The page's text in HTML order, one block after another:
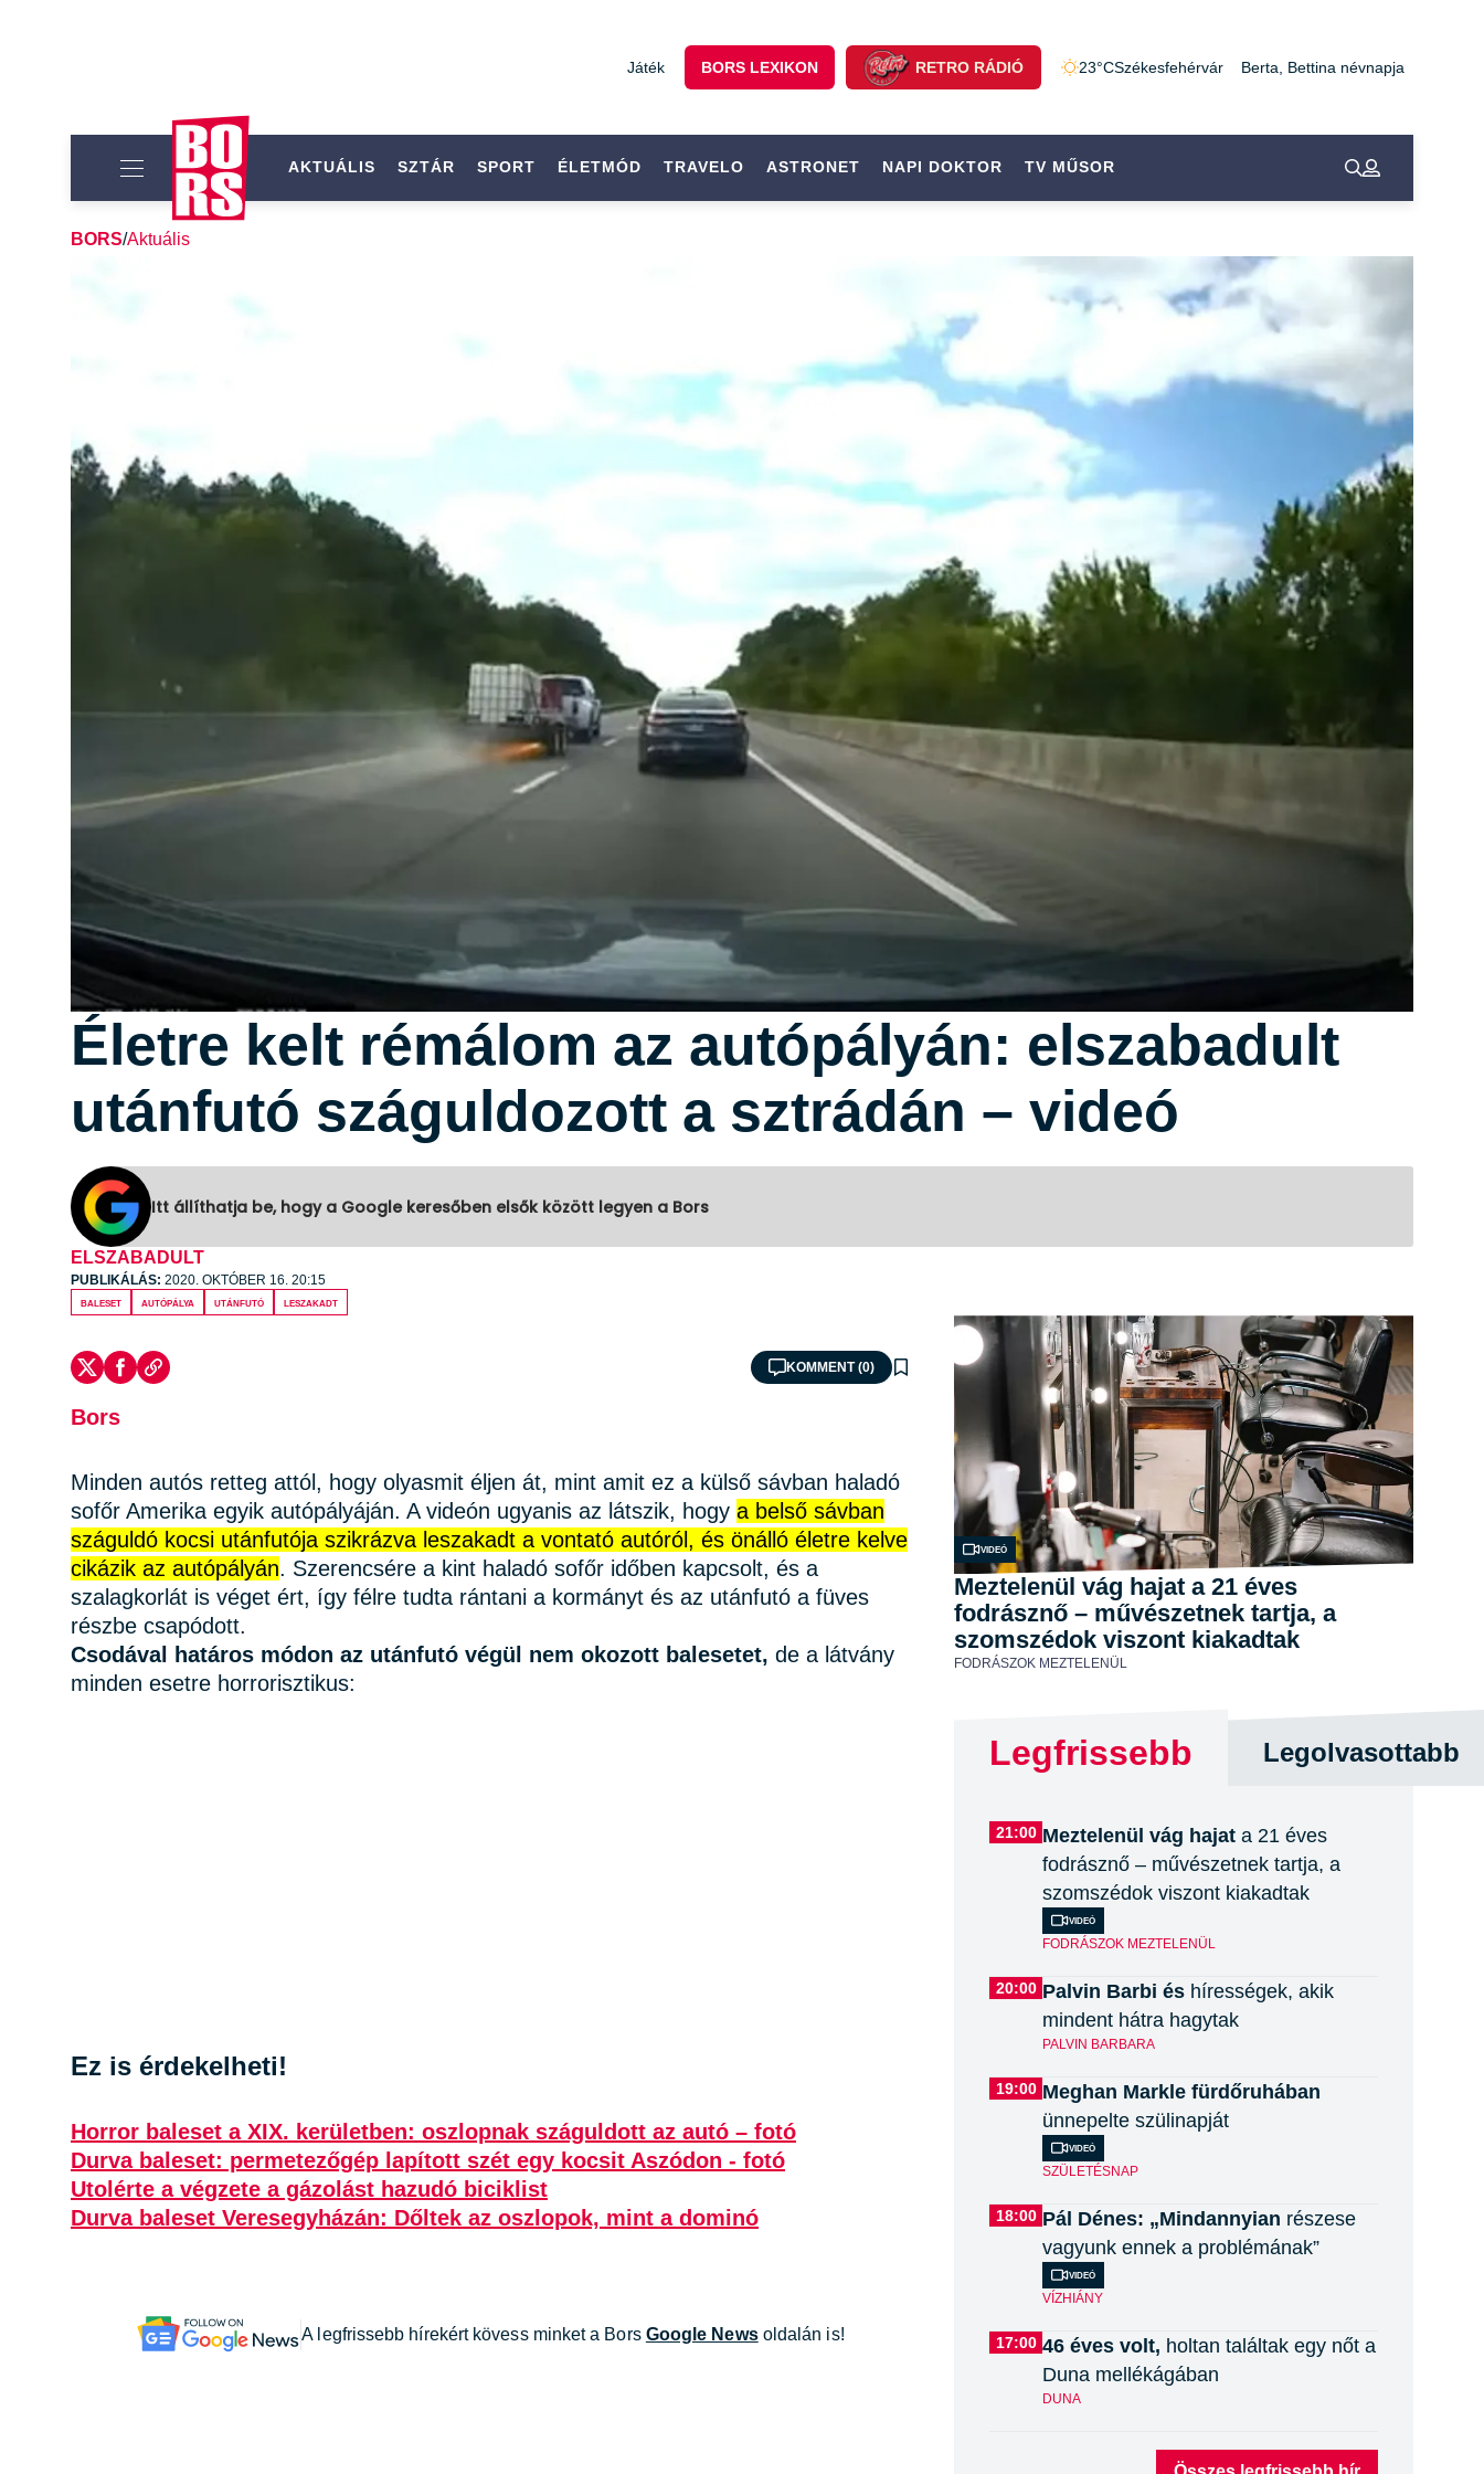
Játék BORS LEXIKON RETRO RÁDIÓ 23°CSzékesfehérvár Berta, Bettina névnapja
AKTUÁLIS SZTÁR SPORT ÉLETMÓD TRAVELO ASTRONET NAPI DOKTOR TV MŰSOR
BORS/Aktuális
Életre kelt rémálom az autópályán: elszabadult
utánfutó száguldozott a sztrádán – videó
Itt állíthatja be, hogy a Google keresőben elsők között legyen a Bors
ELSZABADULT
PUBLIKÁLÁS: 2020. OKTÓBER 16. 20:15
baleset
autópálya utánfutó leszakadt
KOMMENT (0)
Bors
Minden autós retteg attól, hogy olyasmit éljen át, mint amit ez a külső sávban haladó
sofőr Amerika egyik autópályáján. A videón ugyanis az látszik, hogy a belső sávban
száguldó kocsi utánfutója szikrázva leszakadt a vontató autóról, és önálló életre kelve
cikázik az autópályán. Szerencsére a kint haladó sofőr időben kapcsolt, és a
szalagkorlát is véget ért, így félre tudta rántani a kormányt és az utánfutó a füves
részbe csapódott.
Csodával határos módon az utánfutó végül nem okozott balesetet, de a látvány
minden esetre horrorisztikus:
Ez is érdekelheti!
Horror baleset a XIX. kerületben: oszlopnak száguldott az autó – fotó
Durva baleset: permetezőgép lapított szét egy kocsit Aszódon - fotó
Utolérte a végzete a gázolást hazudó biciklist
Durva baleset Veresegyházán: Dőltek az oszlopok, mint a dominó
A legfrissebb hírekért kövess minket a Bors Google Newsoldalán is!
Videó
Meztelenül vág hajat a 21 éves
fodrásznő – művészetnek tartja, a
szomszédok viszont kiakadtak
FODRÁSZOK MEZTELENÜL
Legfrissebb Legolvasottabb
21:00 Meztelenül vág hajat a 21 éves
fodrásznő – művészetnek tartja, a
szomszédok viszont kiakadtak
Videó
FODRÁSZOK MEZTELENÜL
20:00 Palvin Barbi és hírességek, akik
mindent hátra hagytak
PALVIN BARBARA
19:00 Meghan Markle fürdőruhában
ünnepelte szülinapját
Videó
SZÜLETÉSNAP
18:00 Pál Dénes: „Mindannyian részese
vagyunk ennek a problémának”
Videó
VÍZHIÁNY
17:00 46 éves volt, holtan találtak egy nőt a
Duna mellékágában
DUNA